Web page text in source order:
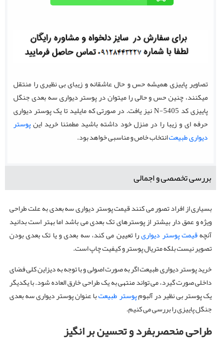
تصاویر پاییزی همیشه حس و حال عاشقانه و زیبای بی نظیری را منتقل
میکنند، چنین حس و حالی را میتوان در پوستر دیواری سه بعدی جنگل
پاییزی کد N-5405 نیز یافت. در صورتی که مایلید تا یک پوستر دیواری
حرفه ای و زیبا را در منزل خود داشته باشید مطمئنا خرید اینپوستر
دیواری طبیعتانتخاب خاص و مناسبی خواهد بود.
بررسی تخصصی و اجمالی
بسیاری از افراد تصور می کنند قیمت پوستر دیواری سه بعدی به علت طراحی
ویژه و عمق دار بیشتر از پوسترهای تک بعدی می باشد اما بهتر است بدانید
آنچهقیمت پوستر دیواریرا تعیین می کند، سه بعدی و یا تک بعدی بودن
تصویر نیست بلکه متریال پوستر و کیفیت چاپ است.
خرید پوستر دیواری طبیعت اگر به صورت اصولی و با توجه به دیزاین کلی فضای
داخلی صورت گیرد، می تواند منتهی به یک طراحی خارق العاده شود. با یکدیگر
یک پوستر بی نظیر در آلبومپوستر طبیعتبا عنوان پوستر دیواری سه بعدی
جنگل پاییزی را بررسی می کنیم.
طراحی منحصربفرد و تحسین بر انگیز